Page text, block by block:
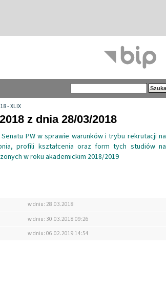
- XLIX
z dnia 28/03/2018
Senatu PW w sprawie warunków i trybu rekrutacji na
profili kształcenia oraz form tych studiów na
w roku akademickim 2018/2019
w dniu: 28.03.2018
w dniu: 30.03.2018 09:26
w dniu: 06.02.2019 14:54